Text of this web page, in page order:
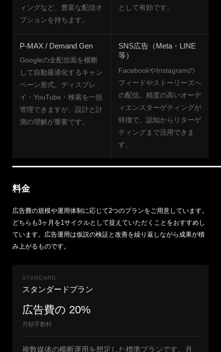
ィングなど、豊富な配信オ
プションを持ちます。
として有効です。
P-MAX / Demand Gen
Googleの全配信面を横断
して自動最適化するキャン
ペーン形式。ディスプレ
イ・YouTube・検索を一括
管理できますが、設計と計
測の理解が重要です。
SNS広告（Meta・LINE
等）
FacebookやInstagramの
フィードやストーリーズへ
の配信。精度の高いオーデ
ィエンスターゲティングが
特徴で、認知からリターゲ
ティングまで活用できま
す。
料金
広告費の規模や運用体制に応じて2つのプランをご用意しています。
どちらも3ヶ月を1サイクルとして捉えていただくことをおすすめし
ています。広告運用は仮説の検証と改善を繰り返しながら成果が積
み上がるものです。
STANDARD
スタンダードプラン
広告費の 20%
月額手数料
複数媒体の横断運用を想定した標準プランです。月